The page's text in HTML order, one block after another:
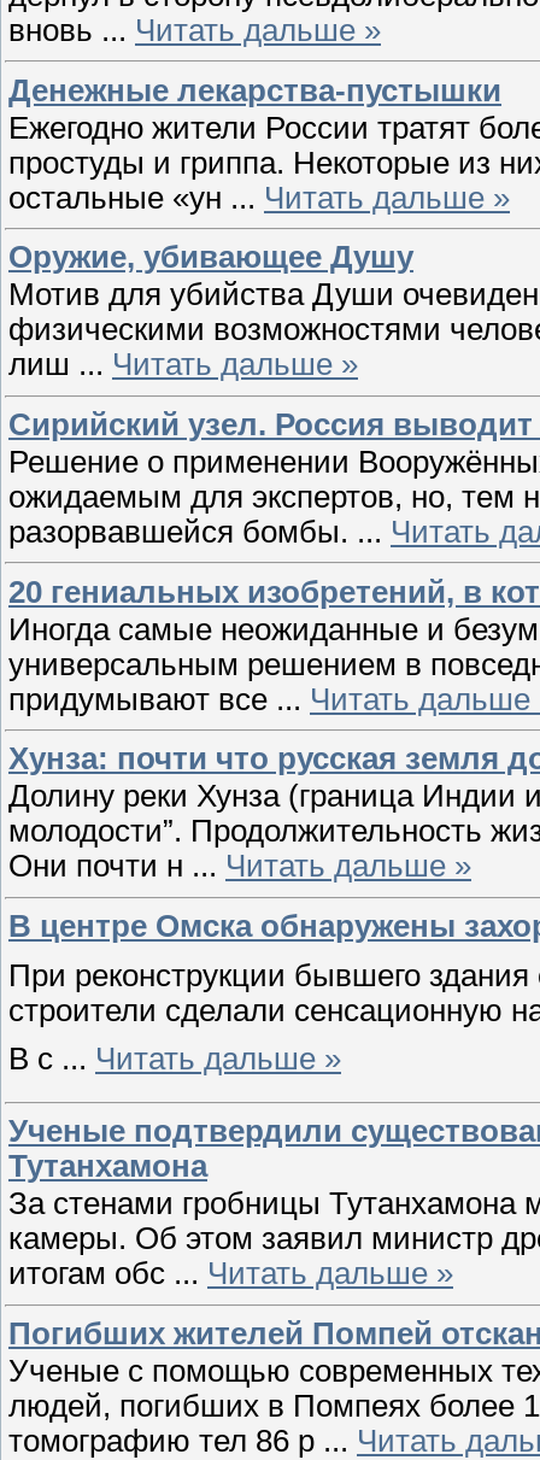
вновь ... Читать дальше »
Денежные лекарства-пустышки
Ежегодно жители России тратят
простуды и гриппа. Некоторые из
остальные «ун ... Читать дальше »
Оружие, убивающее Душу
Мотив для убийства Души очевиден
физическими возможностями
лиш ... Читать дальше »
Сирийский узел. Россия выводит
Решение о применении
ожидаемым для экспертов, но, тем
разорвавшейся бомбы. ... Читать
20 гениальных изобретений, в
Иногда самые неожиданные и
универсальным решением в
придумывают все ... Читать дальше
Хунза: почти что русская земля
Долину реки Хунза (граница Индии
молодости”. Продолжительность
Они почти н ... Читать дальше »
В центре Омска обнаружены
При реконструкции бывшего
строители сделали сенсационную
В с ... Читать дальше »
Ученые подтвердили
Тутанхамона
За стенами гробницы Тутанхамона
камеры. Об этом заявил министр
итогам обс ... Читать дальше »
Погибших жителей Помпей
Ученые с помощью современных
людей, погибших в Помпеях более
томографию тел 86 р ... Читать